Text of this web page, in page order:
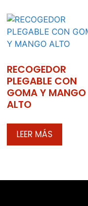
RECOGEDOR
PLEGABLE CON
GOMA Y MANGO
ALTO
LEER MÁS